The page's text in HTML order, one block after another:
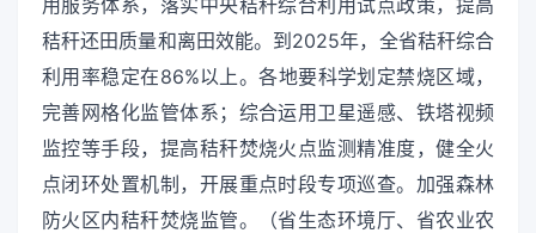
秸秆还田质量和离田效能。到2025年，全省秸秆综合
利用率稳定在86%以上。各地要科学划定禁烧区域，
完善网格化监管体系；综合运用卫星遥感、铁塔视频
监控等手段，提高秸秆焚烧火点监测精准度，健全火
点闭环处置机制，开展重点时段专项巡查。加强森林
防火区内秸秆焚烧监管。（省生态环境厅、省农业农